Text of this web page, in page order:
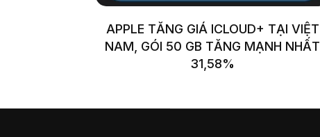
APPLE TĂNG GIÁ ICLOUD+ TẠI VIỆT
NAM, GÓI 50 GB TĂNG MẠNH NHẤT
31,58%